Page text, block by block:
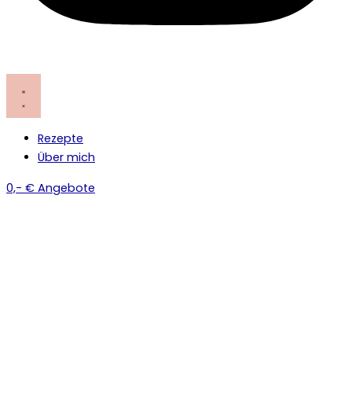
Rezepte
Über mich
0,- € Angebote